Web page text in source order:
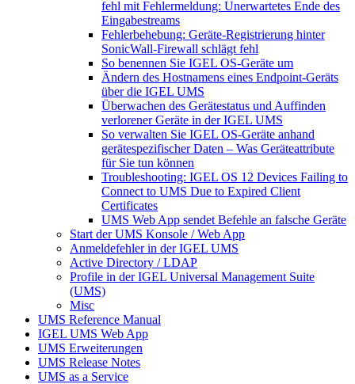
fehl mit Fehlermeldung: Unerwartetes Ende des
Eingabestreams
Fehlerbehebung: Geräte-Registrierung hinter
SonicWall-Firewall schlägt fehl
So benennen Sie IGEL OS-Geräte um
Ändern des Hostnamens eines Endpoint-Geräts
über die IGEL UMS
Überwachen des Gerätestatus und Auffinden
verlorener Geräte in der IGEL UMS
So verwalten Sie IGEL OS-Geräte anhand
gerätespezifischer Daten – Was Geräteattribute
für Sie tun können
Troubleshooting: IGEL OS 12 Devices Failing to
Connect to UMS Due to Expired Client
Certificates
UMS Web App sendet Befehle an falsche Geräte
Start der UMS Konsole / Web App
Anmeldefehler in der IGEL UMS
Active Directory / LDAP
Profile in der IGEL Universal Management Suite
(UMS)
Misc
UMS Reference Manual
IGEL UMS Web App
UMS Erweiterungen
UMS Release Notes
UMS as a Service